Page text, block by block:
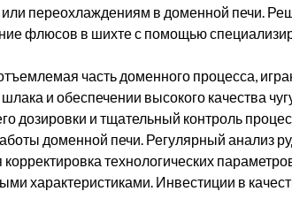
переохлаждениям в доменной печи.
флюсов в шихте с помощью
часть доменного процесса,
и обеспечении высокого качества
дозировки и тщательный контроль
доменной печи. Регулярный анализ
технологических
характеристиками. Инвестиции в